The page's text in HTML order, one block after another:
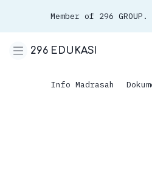
Member of 296 GROUP.
296 EDUKASI